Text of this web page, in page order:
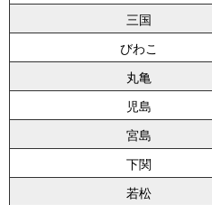
三国
びわこ
丸亀
児島
宮島
下関
若松